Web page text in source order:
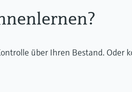
über Ihren Bestand. Oder